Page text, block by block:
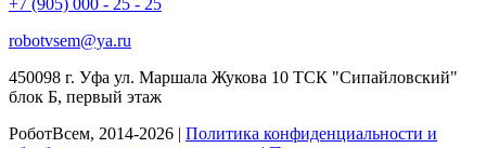
robotvsem@ya.ru
450098 г. Уфа ул. Маршала Жукова 10 ТСК "Сипайловский"
блок Б, первый этаж
РоботВсем, 2014-2026 | Политика конфиденциальности и